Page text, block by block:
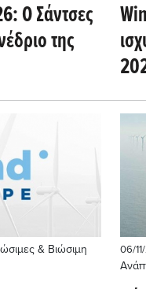
Ο Σάντσες
της
& Βιώσιμη
06/